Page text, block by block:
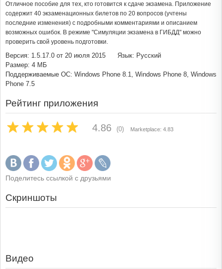
Отличное пособие для тех, кто готовится к сдаче экзамена. Приложение
содержит 40 экзаменационных билетов по 20 вопросов (учтены
последние изменения) с подробными комментариями и описанием
возможных ошибок. В режиме "Симуляции экзамена в ГИБДД" можно
проверить свой уровень подготовки.
Версия: 1.5.17.0 от 20 июля 2015
Язык: Русский
Размер: 4 МБ
Поддерживаемые ОС: Windows Phone 8.1, Windows Phone 8, Windows
Phone 7.5
Рейтинг приложения
4.86 (0) Marketplace: 4.83
Поделитесь ссылкой с друзьями
Скриншоты
Видео